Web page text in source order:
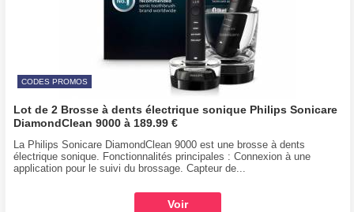
CODES PROMOS
Lot de 2 Brosse à dents électrique sonique Philips Sonicare
DiamondClean 9000 à 189.99 €
La Philips Sonicare DiamondClean 9000 est une brosse à dents
électrique sonique. Fonctionnalités principales : Connexion à une
application pour le suivi du brossage. Capteur de...
Voir